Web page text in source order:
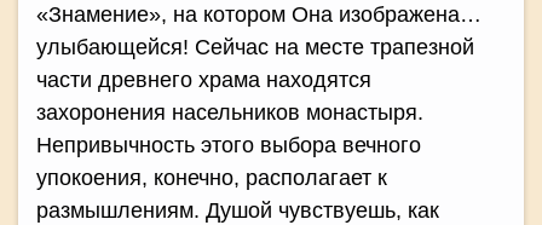
«Знамение», на котором Она изображена…
улыбающейся! Сейчас на месте трапезной
части древнего храма находятся
захоронения насельников монастыря.
Непривычность этого выбора вечного
упокоения, конечно, располагает к
размышлениям. Душой чувствуешь, как